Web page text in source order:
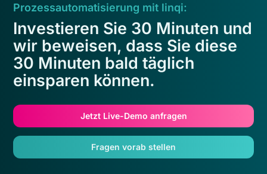
Prozessautomatisierung mit linqi:
Investieren Sie 30 Minuten und
wir beweisen, dass Sie diese
30 Minuten bald täglich
einsparen können.
Jetzt Live-Demo anfragen
Fragen vorab stellen